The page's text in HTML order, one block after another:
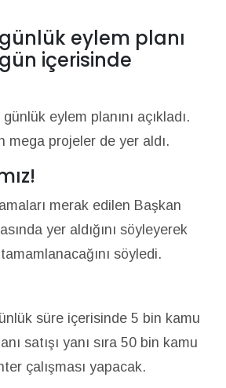
eylem planı
içerisinde
eylem planını açıkladı.
mega projeler de yer aldı.
merak edilen Başkan
yer aldığını söyleyerek
söyledi.
süre içerisinde 5 bin kamu
satışı yanı sıra 50 bin kamu
çalışması yapacak.